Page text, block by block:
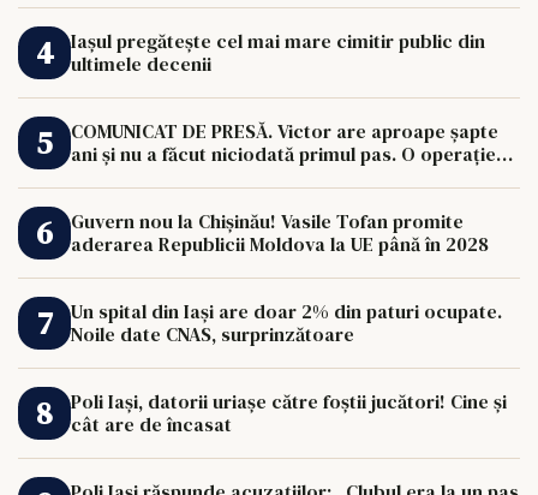
Iașul pregătește cel mai mare cimitir public din
ultimele decenii
COMUNICAT DE PRESĂ. Victor are aproape șapte
ani și nu a făcut niciodată primul pas. O operație
Guvern nou la Chișinău! Vasile Tofan promite
aderarea Republicii Moldova la UE până în 2028
Un spital din Iași are doar 2% din paturi ocupate.
Noile date CNAS, surprinzătoare
Poli Iași, datorii uriașe către foștii jucători! Cine și
cât are de încasat